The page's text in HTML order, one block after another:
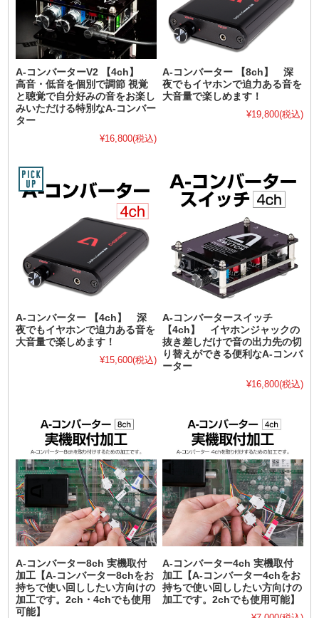
A-コンバーターV2 【4ch】
高音・低音を個別で調節 視覚
と聴覚で自分好みの音をお楽し
みいただける特別なA-コンバー
ター
¥16,800(税込)
A-コンバーター 【8ch】 深
夜でもイヤホンで迫力ある音を
大音量で楽しめます！
¥19,800(税込)
A-コンバーター 【4ch】 深
夜でもイヤホンで迫力ある音を
大音量で楽しめます！
¥15,600(税込)
A-コンバータースイッチ
【4ch】 イヤホンジャックの
抜き差しだけで音の出力先の切
り替えができる便利なA-コンバ
ーター
¥16,800(税込)
A-コンバーター8ch 実機取付
加工【A-コンバーター8chをお
持ちで使い回ししたい方向けの
加工です。2ch・4chでも使用
可能】
A-コンバーター4ch 実機取付
加工【A-コンバーター4chをお
持ちで使い回ししたい方向けの
加工です。2chでも使用可能】